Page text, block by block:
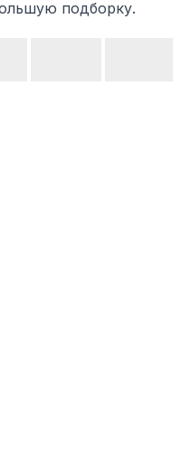
подборку.